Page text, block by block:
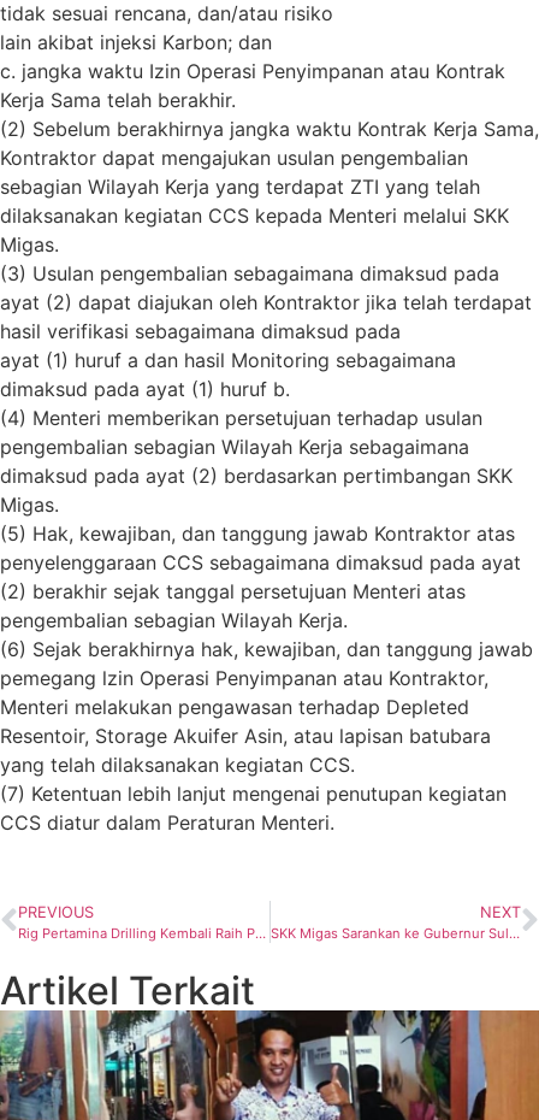
tidak sesuai rencana, dan/atau risiko
lain akibat injeksi Karbon; dan
c. jangka waktu Izin Operasi Penyimpanan atau Kontrak
Kerja Sama telah berakhir.
(2) Sebelum berakhirnya jangka waktu Kontrak Kerja Sama,
Kontraktor dapat mengajukan usulan pengembalian
sebagian Wilayah Kerja yang terdapat ZTI yang telah
dilaksanakan kegiatan CCS kepada Menteri melalui SKK
Migas.
(3) Usulan pengembalian sebagaimana dimaksud pada
ayat (2) dapat diajukan oleh Kontraktor jika telah terdapat
hasil verifikasi sebagaimana dimaksud pada
ayat (1) huruf a dan hasil Monitoring sebagaimana
dimaksud pada ayat (1) huruf b.
(4) Menteri memberikan persetujuan terhadap usulan
pengembalian sebagian Wilayah Kerja sebagaimana
dimaksud pada ayat (2) berdasarkan pertimbangan SKK
Migas.
(5) Hak, kewajiban, dan tanggung jawab Kontraktor atas
penyelenggaraan CCS sebagaimana dimaksud pada ayat
(2) berakhir sejak tanggal persetujuan Menteri atas
pengembalian sebagian Wilayah Kerja.
(6) Sejak berakhirnya hak, kewajiban, dan tanggung jawab
pemegang lzin Operasi Penyimpanan atau Kontraktor,
Menteri melakukan pengawasan terhadap Depleted
Resentoir, Storage Akuifer Asin, atau lapisan batubara
yang telah dilaksanakan kegiatan CCS.
(7) Ketentuan lebih lanjut mengenai penutupan kegiatan
CCS diatur dalam Peraturan Menteri.
PREVIOUS
Rig Pertamina Drilling Kembali Raih Penghargaan HSSE di Regional 4
NEXT
SKK Migas Sarankan ke Gubernur Sulawesi Tengah dan Bupati Banggai Siapkan BUMD untuk Kelola PI 10 Persen
Artikel Terkait